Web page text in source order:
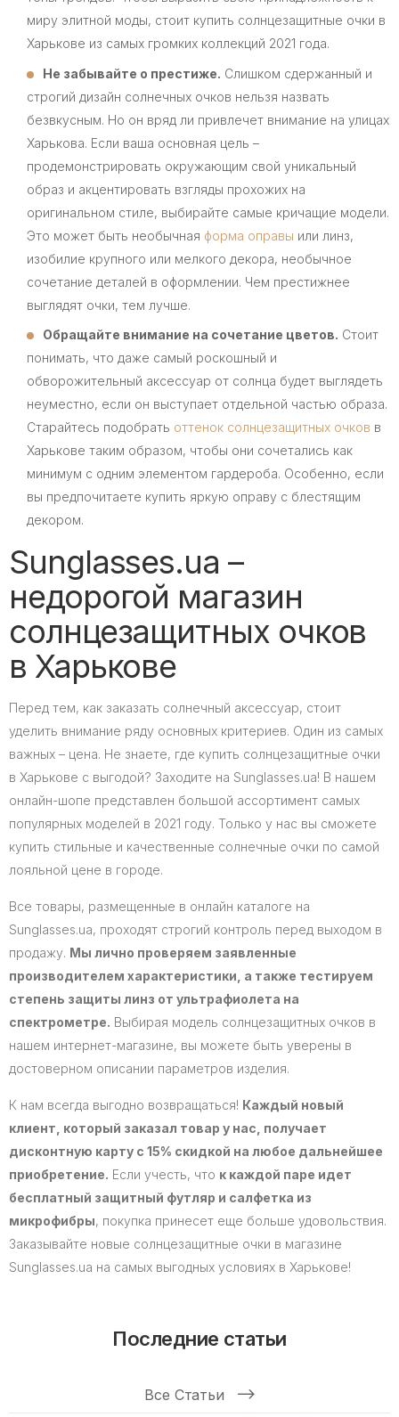
миру элитной моды, стоит купить солнцезащитные очки в
Харькове из самых громких коллекций 2021 года.
Не забывайте о престиже. Слишком сдержанный и
строгий дизайн солнечных очков нельзя назвать
безвкусным. Но он вряд ли привлечет внимание на улицах
Харькова. Если ваша основная цель –
продемонстрировать окружающим свой уникальный
образ и акцентировать взгляды прохожих на
оригинальном стиле, выбирайте самые кричащие модели.
Это может быть необычная форма оправы или линз,
изобилие крупного или мелкого декора, необычное
сочетание деталей в оформлении. Чем престижнее
выглядят очки, тем лучше.
Обращайте внимание на сочетание цветов. Стоит
понимать, что даже самый роскошный и
обворожительный аксессуар от солнца будет выглядеть
неуместно, если он выступает отдельной частью образа.
Старайтесь подобрать оттенок солнцезащитных очков в
Харькове таким образом, чтобы они сочетались как
минимум с одним элементом гардероба. Особенно, если
вы предпочитаете купить яркую оправу с блестящим
декором.
Sunglasses.ua –
недорогой магазин
солнцезащитных очков
в Харькове
Перед тем, как заказать солнечный аксессуар, стоит
уделить внимание ряду основных критериев. Один из самых
важных – цена. Не знаете, где купить солнцезащитные очки
в Харькове с выгодой? Заходите на Sunglasses.ua! В нашем
онлайн-шопе представлен большой ассортимент самых
популярных моделей в 2021 году. Только у нас вы сможете
купить стильные и качественные солнечные очки по самой
лояльной цене в городе.
Все товары, размещенные в онлайн каталоге на
Sunglasses.ua, проходят строгий контроль перед выходом в
продажу. Мы лично проверяем заявленные
производителем характеристики, а также тестируем
степень защиты линз от ультрафиолета на
спектрометре. Выбирая модель солнцезащитных очков в
нашем интернет-магазине, вы можете быть уверены в
достоверном описании параметров изделия.
К нам всегда выгодно возвращаться! Каждый новый
клиент, который заказал товар у нас, получает
дисконтную карту с 15% скидкой на любое дальнейшее
приобретение. Если учесть, что к каждой паре идет
бесплатный защитный футляр и салфетка из
микрофибры, покупка принесет еще больше удовольствия.
Заказывайте новые солнцезащитные очки в магазине
Sunglasses.ua на самых выгодных условиях в Харькове!
Последние статьи
Все Статьи